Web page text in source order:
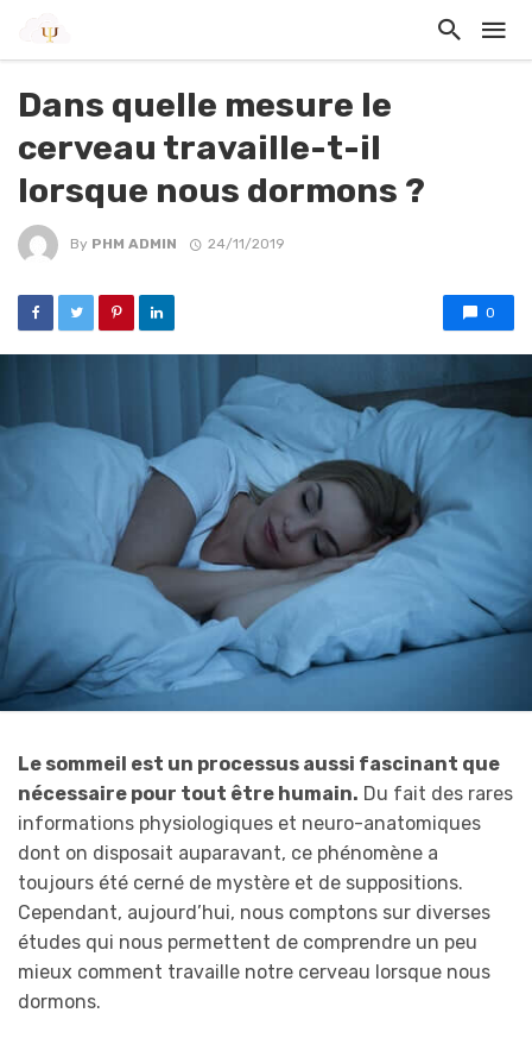
Dans quelle mesure le
cerveau travaille-t-il
lorsque nous dormons ?
By PHM ADMIN 24/11/2019
0
Le sommeil est un processus aussi fascinant que
nécessaire pour tout être humain. Du fait des rares
informations physiologiques et neuro-anatomiques
dont on disposait auparavant, ce phénomène a
toujours été cerné de mystère et de suppositions.
Cependant, aujourd’hui, nous comptons sur diverses
études qui nous permettent de comprendre un peu
mieux comment travaille notre cerveau lorsque nous
dormons.